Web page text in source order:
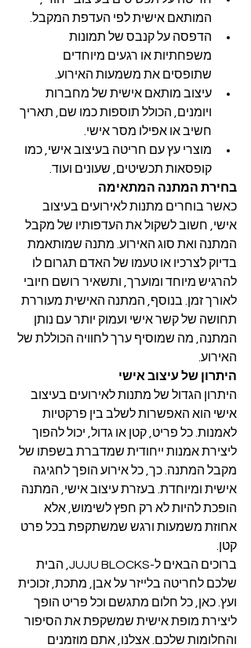
המותאם אישית לפי העדפת המקבל.
הדפסה על קנבס של תמונות
משפחתיות או רגעים מיוחדים
שתופסים את משמעות האירוע.
עיצוב מותאם אישית של מחברות
ויומנים, הכולל תוספות כמו שם, תאריך
חשיב או אפילו מסר אישי.
מוצרי עץ עם חריטה בעיצוב אישי, כמו
קופסאות תכשיטים, שעונים ועוד.
בחירת המתנה המתאימה
כאשר בוחרים מתנות לאירועים בעיצוב
אישי, חשוב לשקול את העדפותיו של מקבל
המתנה ואת סוג האירוע. מתנה שמותאמת
בדיוק לצרכיו או טעמו של האדם תגרום לו
להרגיש מיוחד ומוערך, ותשאיר רושם חיובי
לאורך זמן. בנוסף, המתנה האישית מעוררת
תחושה של קשר אישי ועמוק יותר עם נותן
המתנה, מה שמוסיף ערך לחוויה הכוללת של
האירוע.
היתרון של עיצוב אישי
היתרון הגדול של מתנות לאירועים בעיצוב
אישי הוא האפשרות לשלב בין פרקטיות
לאמנות. כל פריט, קטן או גדול, יכול להפוך
ליצירת אמנות ייחודית שמדברת בשפתו של
מקבל המתנה. כך, כל אירוע הופך לחגיגה
אישית ומיוחדת. בעזרת עיצוב אישי, המתנה
הופכת להיות לא רק חפץ לשימוש, אלא
אחוזת משמעות ורגש שמשתקפת בכל פרט
קטן.
ברוכים הבאים ל-JUJU BLOCKS, הבית
שלכם לחריטה בלייזר על אבן, מתכת, זכוכית
ועץ. כאן, כל חלום מתגשם וכל פריט הופך
ליצירת מופת אישית שמשקפת את הסיפור
והחלומות שלכם. אצלנו, אתם מוזמנים